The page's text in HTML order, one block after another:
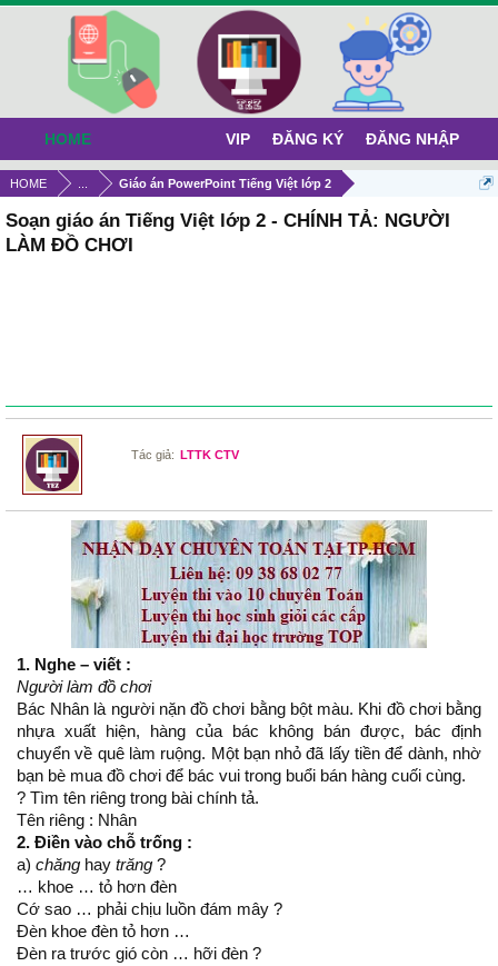
HOME Giáo án PowerPoint Tiếng Việt lớp 2
Soạn giáo án Tiếng Việt lớp 2 - CHÍNH TẢ: NGƯỜI
LÀM ĐỒ CHƠI
Tác giả: LTTK CTV
1. Nghe – viết :
Người làm đồ chơi
Bác Nhân là người nặn đồ chơi bằng bột màu. Khi đồ chơi bằng
nhựa xuất hiện, hàng của bác không bán được, bác định
chuyển về quê làm ruộng. Một bạn nhỏ đã lấy tiền để dành, nhờ
bạn bè mua đồ chơi để bác vui trong buổi bán hàng cuối cùng.
? Tìm tên riêng trong bài chính tả.
Tên riêng : Nhân
2. Điền vào chỗ trống :
a) chăng hay trăng ?
… khoe … tỏ hơn đèn
Cớ sao … phải chịu luồn đám mây ?
Đèn khoe đèn tỏ hơn …
Đèn ra trước gió còn … hỡi đèn ?
HOME VIP ĐĂNG KÝ ĐĂNG NHẬP